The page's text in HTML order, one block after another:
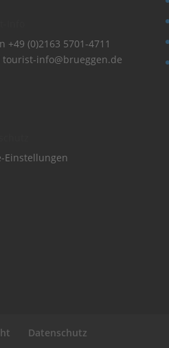
+49 (0)2163 5701-4711
tourist-info@brueggen.de
Einstellungen
Datenschutz